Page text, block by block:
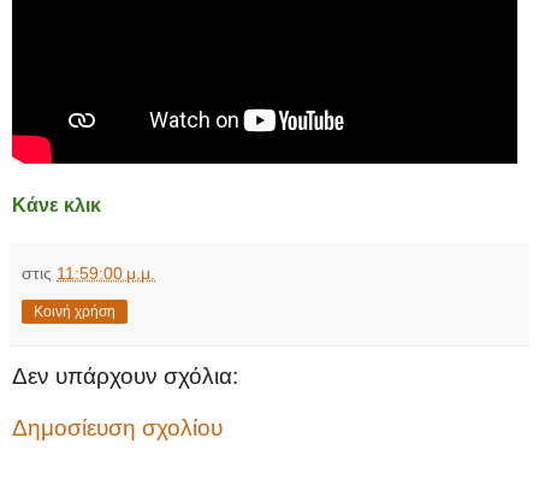
Κάνε κλικ
στις 11:59:00 μ.μ.
Κοινή χρήση
Δεν υπάρχουν σχόλια:
Δημοσίευση σχολίου